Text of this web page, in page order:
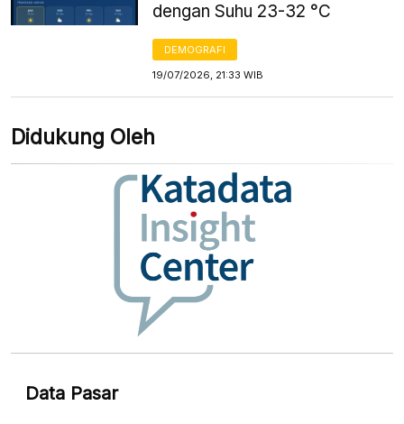
dengan Suhu 23-32 °C
DEMOGRAFI
19/07/2026, 21:33 WIB
Didukung Oleh
Data Pasar